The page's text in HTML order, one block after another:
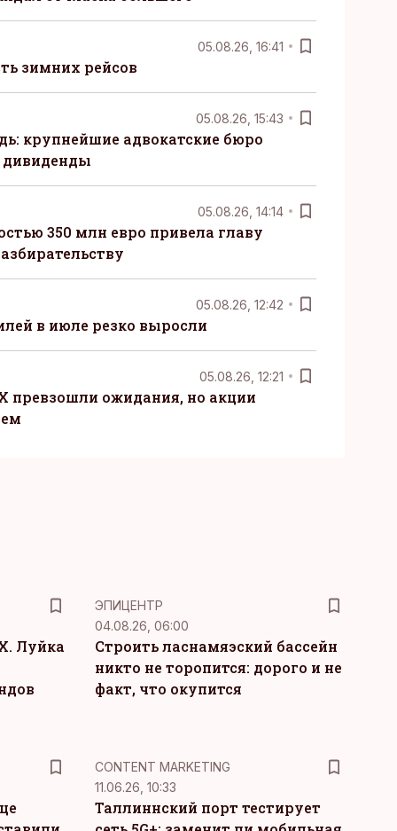
05.08.26, 16:41
зимних рейсов
05.08.26, 15:43
крупнейшие адвокатские бюро
05.08.26, 14:14
350 млн евро привела главу
05.08.26, 12:42
в июле резко выросли
05.08.26, 12:21
превзошли ожидания, но акции
Луйка
ЭПИЦЕНТР
04.08.26, 06:00
Строить ласнамяэский бассейн
никто не торопится: дорого и не
факт, что окупится
KM
CONTENT MARKETING
11.06.26, 10:33
Таллиннский порт тестирует